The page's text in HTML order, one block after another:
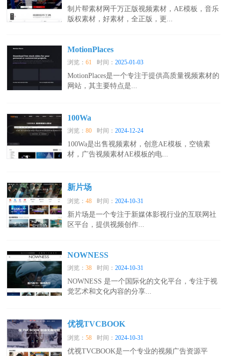
制片帮素材网千万正版视频素材，AE模板，音乐
版权素材，好素材，全正版，更...
MotionPlaces
浏览：61 时间：2025-01-03
MotionPlaces是一个专注于提供高质量视频素材的
网站，其主要特点是...
100Wa
浏览：80 时间：2024-12-24
100Wa是出售视频素材，创意AE模板，空镜素
材，广告视频素材AE模板的电...
新片场
浏览：48 时间：2024-10-31
新片场是一个专注于新媒体影视行业的互联网社
区平台，提供视频创作...
NOWNESS
浏览：38 时间：2024-10-31
NOWNESS 是一个国际化的文化平台，专注于视
觉艺术和文化内容的分享...
优视TVCBOOK
浏览：58 时间：2024-10-31
优视TVCBOOK是一个专业的视频广告资源平